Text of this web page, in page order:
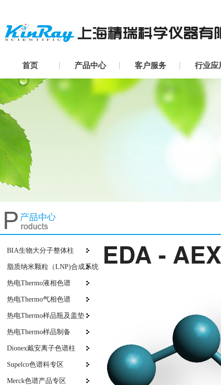
首页 产品中心 客户服务 行业应
BIA生物大分子整体柱
脂质纳米颗粒（LNP)合成系统
热电Thermo液相色谱
热电Thermo气相色谱
热电Thermo样品瓶及盖垫
热电Thermo样品制备
Dionex戴安离子色谱柱
Supelco色谱科专区
Merck色谱产品专区
EDA -